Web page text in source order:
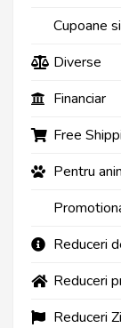
Cupoane
Diverse
Financiar
Free
Pentru
Reduceri
Reduceri
Reduceri